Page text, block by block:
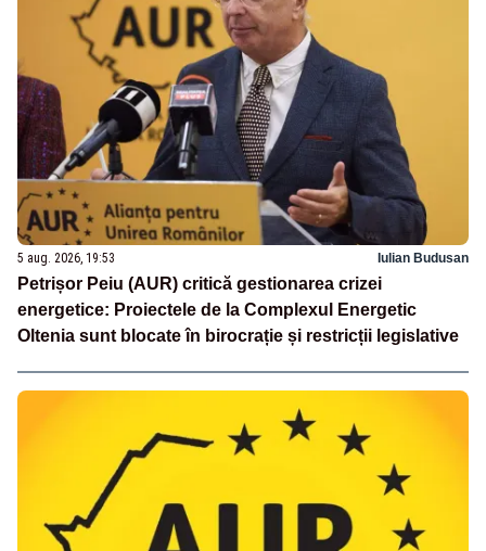
5 aug. 2026, 19:53 Iulian Budusan
Petrișor Peiu (AUR) critică gestionarea crizei
energetice: Proiectele de la Complexul Energetic
Oltenia sunt blocate în birocrație și restricții legislative